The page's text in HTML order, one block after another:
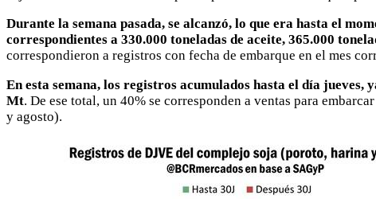
Durante la semana pasada, se alcanzó, lo que era hasta el
correspondientes a 330.000 toneladas de aceite, 365.000
correspondieron a registros con fecha de embarque en el mes
En esta semana, los registros acumulados hasta el día jueves,
Mt. De ese total, un 40% se corresponden a ventas para
y agosto).